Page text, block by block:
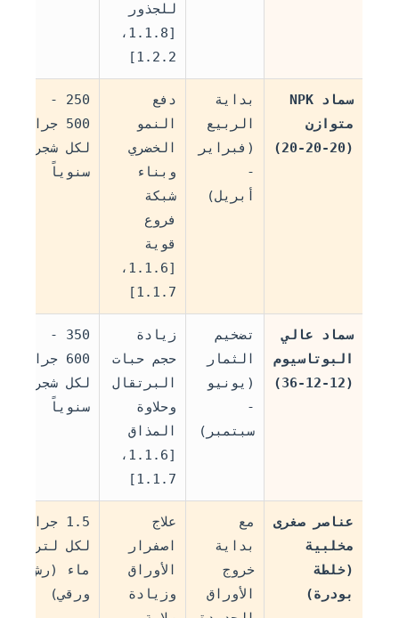
للجذور
[1.1.8،
1.2.2]
سماد NPK
متوازن
(20-20-20)
بداية
الربيع
(فبراير
-
أبريل)
دفع
النمو
الخضري
وبناء
شبكة
فروع
قوية
[1.1.6،
1.1.7]
250 -
500 جرام
لكل شجرة
سنوياً
سماد عالي
البوتاسيوم
(12-12-36)
تضخيم
الثمار
(يونيو
-
سبتمبر)
زيادة
حجم حبات
البرتقال
وحلاوة
المذاق
[1.1.6،
1.1.7]
350 -
600 جرام
لكل شجرة
سنوياً
عناصر صغرى
مخلبية
(خلطة
بودرة)
مع
بداية
خروج
الأوراق
علاج
اصفرار
الأوراق
وزيادة
1.5 جرام
لكل لتر
ماء (رش
ورقي)